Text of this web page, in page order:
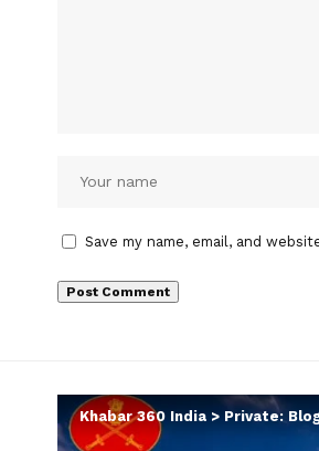
Save my name, email, and
Khabar 360 India > Private: